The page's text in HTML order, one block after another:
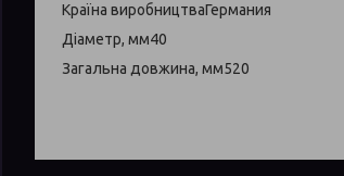
Країна виробництваГермания
Діаметр, мм40
Загальна довжина, мм520